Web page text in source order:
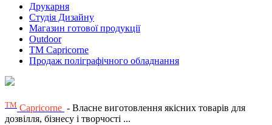
Друкарня
Студія Дизайну
Магазин готової продукції
Outdoor
TM Capricorne
Продаж поліграфічного обладнання
ТМ Capricorne - Власне виготовлення якісних товарів для
дозвілля, бізнесу і творчості ...